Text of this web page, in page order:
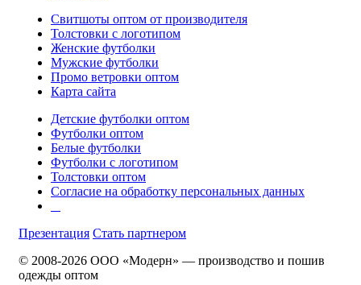
Свитшоты оптом от производителя
Толстовки с логотипом
Женские футболки
Мужские футболки
Промо ветровки оптом
Карта сайта
Детские футболки оптом
Футболки оптом
Белые футболки
Футболки с логотипом
Толстовки оптом
Согласие на обработку персональных данных
Презентация Стать партнером
© 2008-2026 ООО «Модерн» — производство и пошив
одежды оптом